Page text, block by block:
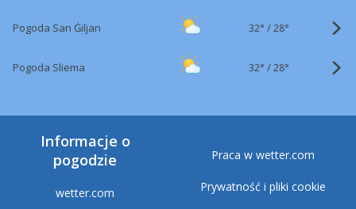
Pogoda San Ġiljan 32° /28°
Pogoda Sliema 32° /28°
Informacje o
pogodzie
wetter.com
Praca w wetter.com
Prywatność i pliki cookie